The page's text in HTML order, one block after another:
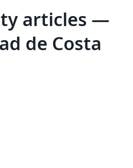
articles —
de Costa